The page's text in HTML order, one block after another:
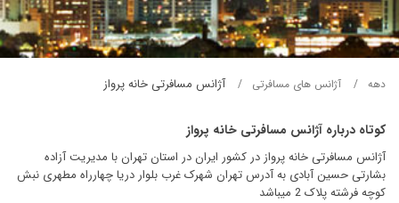
دهه آژانس های مسافرتی آژانس مسافرتی خانه پرواز
کوتاه درباره آژانس مسافرتی خانه پرواز
آژانس مسافرتی خانه پرواز در کشور ایران در استان تهران با مدیریت آزاده
بشارتی حسین آبادی به آدرس تهران شهرک غرب بلوار دریا چهارراه مطهری نبش
کوچه فرشته پلاک 2 میباشد